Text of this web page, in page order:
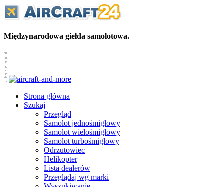
Międzynarodowa giełda samolotowa.
Strona główna
Szukaj
Przegląd
Samolot jednośmigłowy
Samolot wielośmigłowy
Samolot turbośmigłowy
Odrzutowiec
Helikopter
Lista dealerów
Przeglądaj wg marki